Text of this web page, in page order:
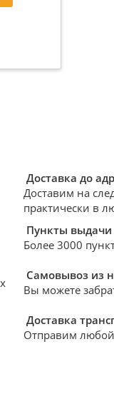
Доставка до
Доставим на
практически в
Пункты выдачи
Более 3000
Самовывоз из
Вы можете
Доставка
Отправим